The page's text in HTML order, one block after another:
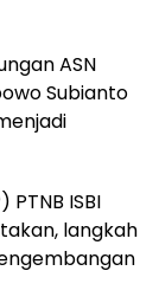
ASN
Subianto
ISBI
langkah